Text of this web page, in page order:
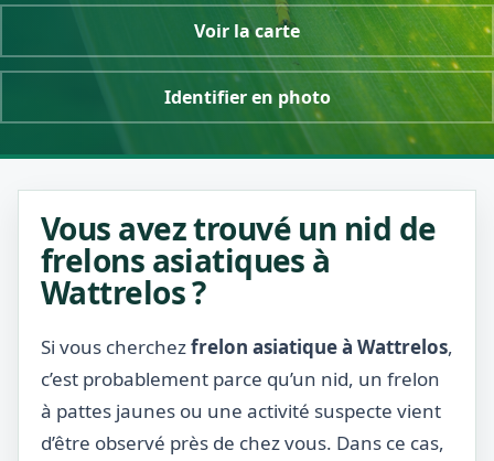
Voir la carte
Identifier en photo
Vous avez trouvé un nid de
frelons asiatiques à
Wattrelos ?
Si vous cherchezfrelon asiatique à Wattrelos,
c’est probablement parce qu’un nid, un frelon
à pattes jaunes ou une activité suspecte vient
d’être observé près de chez vous. Dans ce cas,